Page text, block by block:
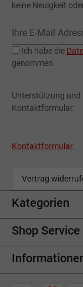
keine Neuigkeit
Ich habe die
genommen.
Unterstützung und
Kontaktformular:
Kontaktformular.
Vertrag
Kategorien
Shop Service